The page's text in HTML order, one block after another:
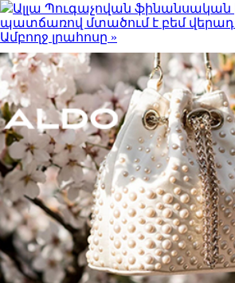
Ալլա Պուգաչովան ֆինանսական
պատճառով մտածում է բեմ
Ամբողջ լրահոսը »